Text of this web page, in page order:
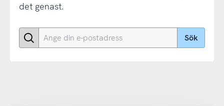
det genast.
Ange
din
Sök